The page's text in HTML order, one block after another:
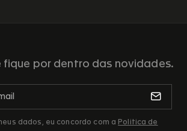
fique por dentro das novidades.
dados, eu concordo com a Politica de